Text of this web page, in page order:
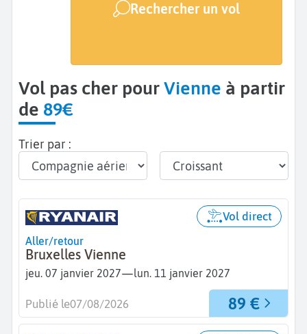
Rechercher un vol
Vol pas cher pourVienne à partir
de 89€
Trier par :
Aller/retour
Bruxelles Vienne
jeu. 07 janvier 2027—lun. 11 janvier 2027
Vol direct
89 €
Publié le07/08/2026